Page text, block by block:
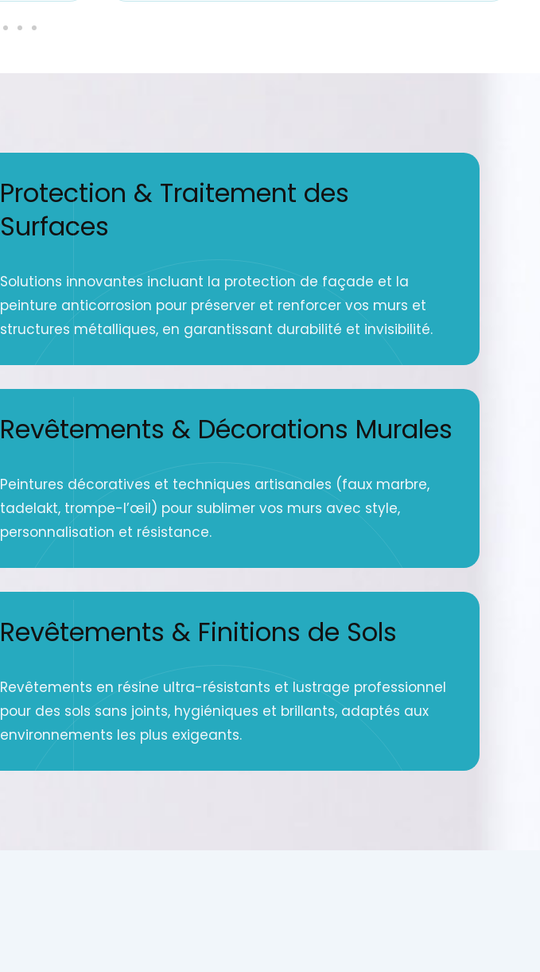
Protection & Traitement des
Surfaces
Solutions innovantes incluant la protection de façade et la
peinture anticorrosion pour préserver et renforcer vos murs et
structures métalliques, en garantissant durabilité et invisibilité.
Revêtements & Décorations Murales
Peintures décoratives et techniques artisanales (faux marbre,
tadelakt, trompe-l’œil) pour sublimer vos murs avec style,
personnalisation et résistance.
Revêtements & Finitions de Sols
Revêtements en résine ultra-résistants et lustrage professionnel
pour des sols sans joints, hygiéniques et brillants, adaptés aux
environnements les plus exigeants.